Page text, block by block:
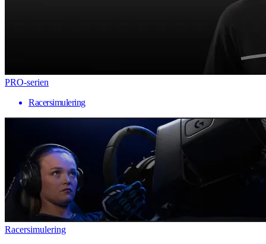
PRO-serien
Racersimulering
Racersimulering